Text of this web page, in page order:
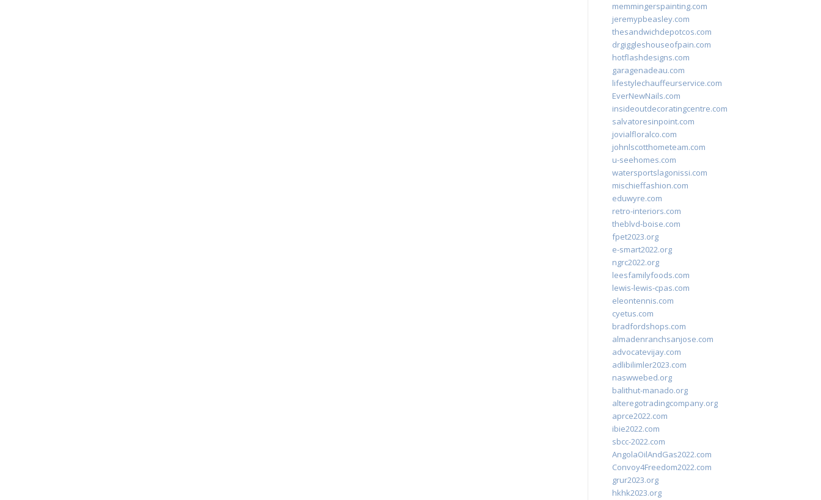
memmingerspainting.com
jeremypbeasley.com
thesandwichdepotcos.com
drgiggleshouseofpain.com
hotflashdesigns.com
garagenadeau.com
lifestylechauffeurservice.com
EverNewNails.com
insideoutdecoratingcentre.com
salvatoresinpoint.com
jovialfloralco.com
johnlscotthometeam.com
u-seehomes.com
watersportslagonissi.com
mischieffashion.com
eduwyre.com
retro-interiors.com
theblvd-boise.com
fpet2023.org
e-smart2022.org
ngrc2022.org
leesfamilyfoods.com
lewis-lewis-cpas.com
eleontennis.com
cyetus.com
bradfordshops.com
almadenranchsanjose.com
advocatevijay.com
adlibilimler2023.com
naswwebed.org
balithut-manado.org
alteregotradingcompany.org
aprce2022.com
ibie2022.com
sbcc-2022.com
AngolaOilAndGas2022.com
Convoy4Freedom2022.com
grur2023.org
hkhk2023.org